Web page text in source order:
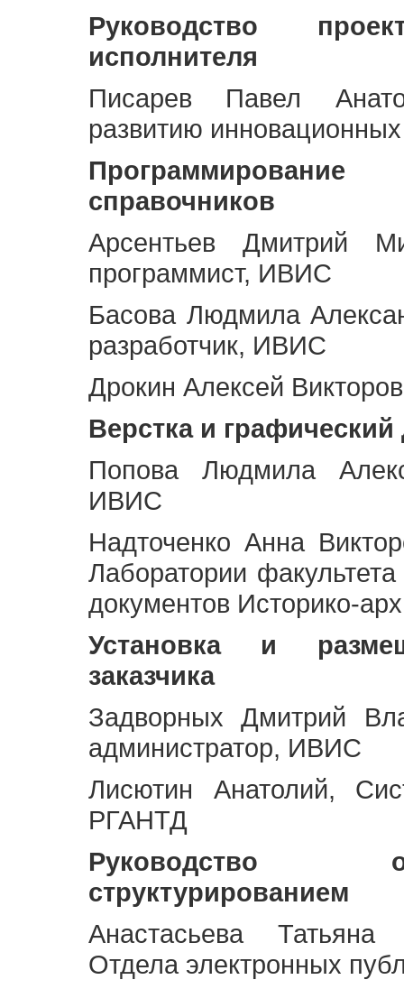
Руководство
исполнителя
Писарев Павел
развитию
Программирование
справочников
Арсентьев Дмитрий
программист, ИВИС
Басова Людмила
разработчик, ИВИС
Дрокин Алексей
Верстка и графический
Попова Людмила
ИВИС
Надточенко Анна
Лаборатории
документов Историко-
Установка и
заказчика
Задворных Дмитрий
администратор, ИВИС
Лисютин Анатолий,
РГАНТД
Руководство
структурированием
Анастасьева Татьяна
Отдела электронных